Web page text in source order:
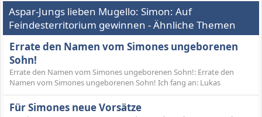
Aspar-Jungs lieben Mugello: Simon: Auf
Feindesterritorium gewinnen - Ähnliche Themen
Errate den Namen vom Simones ungeborenen
Sohn!
Errate den Namen vom Simones ungeborenen Sohn!: Errate den
Namen vom Simones ungeborenen Sohn! Ich fang an: Lukas
Für Simones neue Vorsätze